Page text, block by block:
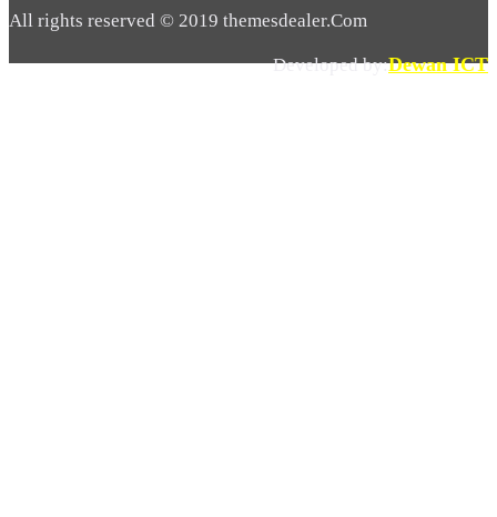
All rights reserved © 2019 themesdealer.Com
Developed by:Dewan ICT